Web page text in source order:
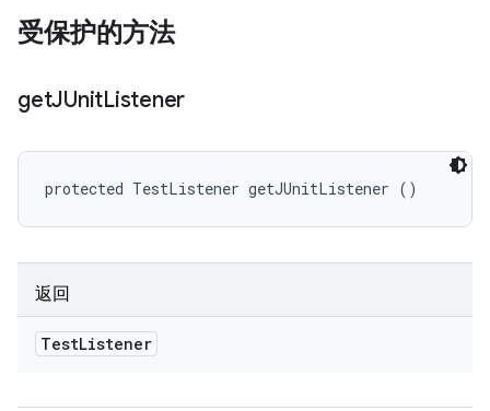
受保护的方法
getJUnitListener
protected TestListener getJUnitListener ()
返回
TestListener